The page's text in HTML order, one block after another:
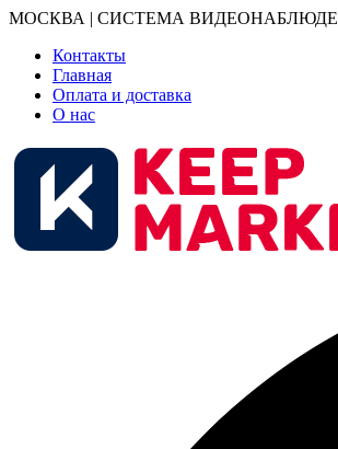
МОСКВА | СИСТЕМА
Контакты
Главная
Оплата и доставка
О нас